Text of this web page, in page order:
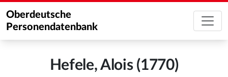
Oberdeutsche
Personendatenbank
Hefele, Alois (1770)